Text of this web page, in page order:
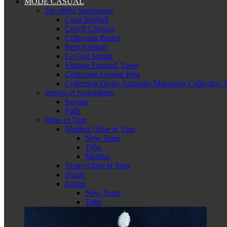
Tee-shirts Sportswear
Copa football
Cruyff Classics
Collection Panini
Retrofootball
Le Coq Sportif
Vintage Football Town
Collection George Best
Collection Diego Armando Maradona Collection
Jerseys et Sweatshirts
Sweats
Pulls
Olive et Tom
Maillots Olive et Tom
New Team
Toho
Mambo
Vestes Olive et Tom
Shorts
Enfant
New Team
Toho